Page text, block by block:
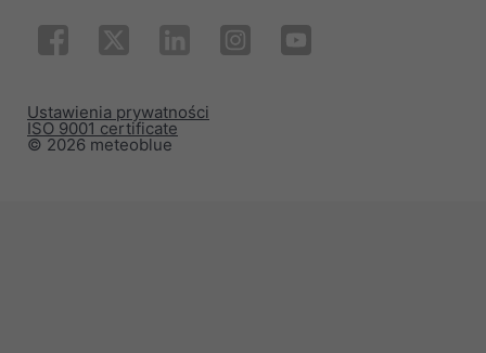
© 2026 meteoblue
ISO 9001 certificate
Ustawienia prywatności